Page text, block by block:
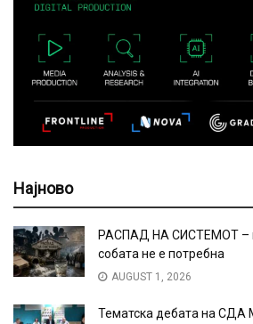
Најново
РАСПАД НА СИСТЕМОТ –
собата не е потребна
AUGUST 1, 2026
Тематска дебата на СДА